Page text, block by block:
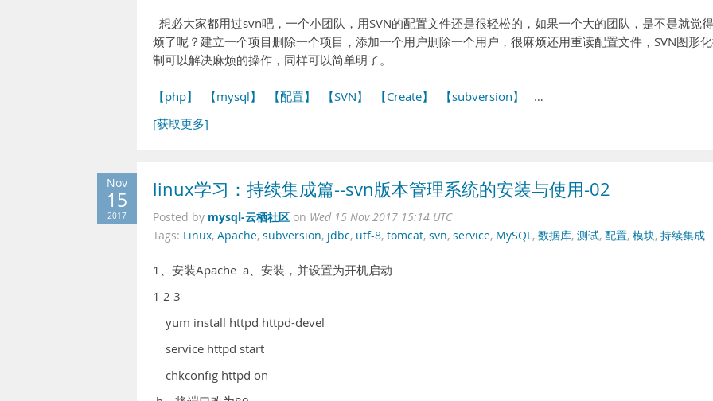
想必大家都用过svn吧，一个小团队，用SVN的配置文件还是很轻松的，如果一个大的团队，是不是就觉
烦了呢？建立一个项目删除一个项目，添加一个用户删除一个用户，很麻烦还用重读配置文件，SVN图形
制可以解决麻烦的操作，同样可以简单明了。
【php】 【mysql】 【配置】 【SVN】 【Create】 【subversion】
…
[获取更多]
Nov
15
2017
linux学习：持续集成篇--svn版本管理系统的安装与使用-02
Posted by mysql-云栖社区 on Wed 15 Nov 2017 15:14 UTC
Tags: Linux, Apache, subversion, jdbc, utf-8, tomcat, svn, service, MySQL, 数据库, 测试, 配置, 模块, 持续集成
1、安装Apache a、安装，并设置为开机启动
1 2 3
yum install httpd httpd-devel
service httpd start
chkconfig httpd on